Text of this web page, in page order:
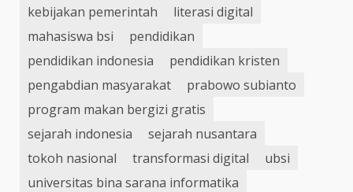
kebijakan pemerintah
literasi digital
mahasiswa bsi
pendidikan
pendidikan indonesia
pendidikan kristen
pengabdian masyarakat
prabowo subianto
program makan bergizi gratis
sejarah indonesia
sejarah nusantara
tokoh nasional
transformasi digital
ubsi
universitas bina sarana informatika